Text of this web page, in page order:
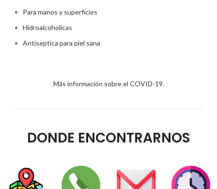
Para manos y superficies
Hidroalcoholicas
Antiseptica para piel sana
Más información sobre el COVID-19.
DONDE ENCONTRARNOS